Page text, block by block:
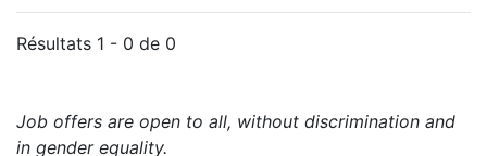
Résultats 1 - 0 de 0
Job offers are open to all, without discrimination and
in gender equality.